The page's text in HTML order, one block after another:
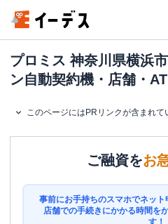
プロミス 神奈川県横浜
ン自動契約機・店舗・
このページにはPRリンクが含まれて
ご融資をお
事前にお手持ちのスマホでネット
店舗での手続きにかかる時間を
す！